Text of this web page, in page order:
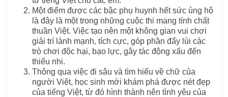
Một điểm được các bậc phụ huynh hết sức ủng hộ
là đây là một trong những cuộc thi mang tính chất
thuần Việt. Việc tạo nên một không gian vui chơi
giải trí lành mạnh, tích cực, góp phần đẩy lùi các
trò chơi độc hại, bạo lực, gây tác động xấu đến
thiếu nhi.
Thông qua việc đi sâu và tìm hiểu về chữ của
người Việt, học sinh mới khám phá được nét đẹp
của tiếng Việt, từ đó hình thành nên tình yêu của